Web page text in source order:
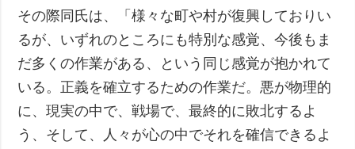
その際同氏は、「様々な町や村が復興しておりい
るが、いずれのところにも特別な感覚、今後もま
だ多くの作業がある、という同じ感覚が抱かれて
いる。正義を確立するための作業だ。悪が物理的
に、現実の中で、戦場で、最終的に敗北するよ
う、そして、人々が心の中でそれを確信できるよ